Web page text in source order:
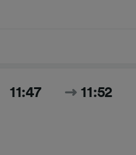
11:47 11:52